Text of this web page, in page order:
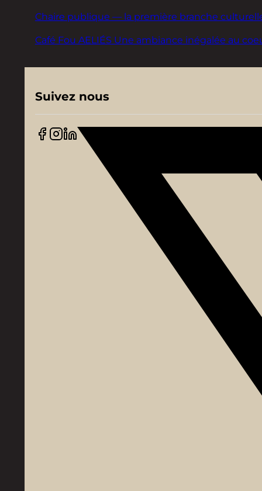
Chaire publique — la première branche culturelle
Café Fou AELIÉS Une ambiance inégalée au
Suivez nous